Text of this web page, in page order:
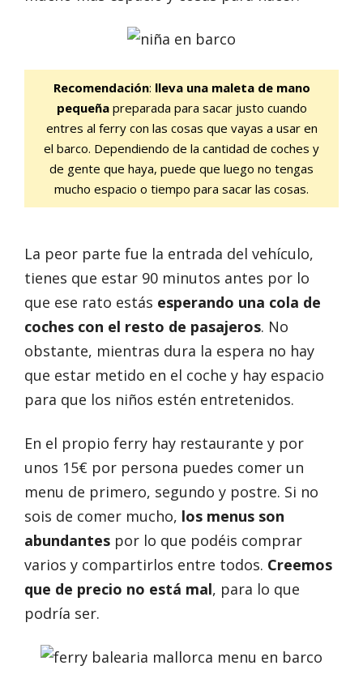
Recomendación: lleva una maleta de mano
pequeñapreparada para sacar justo cuando
entres al ferry con las cosas que vayas a usar en
el barco. Dependiendo de la cantidad de coches y
de gente que haya, puede que luego no tengas
mucho espacio o tiempo para sacar las cosas.
La peor parte fue la entrada del vehículo,
tienes que estar 90 minutos antes por lo
que ese rato estás esperando una cola de
coches con el resto de pasajeros. No
obstante, mientras dura la espera no hay
que estar metido en el coche y hay espacio
para que los niños estén entretenidos.
En el propio ferry hay restaurante y por
unos 15€ por persona puedes comer un
menu de primero, segundo y postre. Si no
sois de comer mucho, los menus son
abundantes por lo que podéis comprar
varios y compartirlos entre todos. Creemos
que de precio no está mal, para lo que
podría ser.